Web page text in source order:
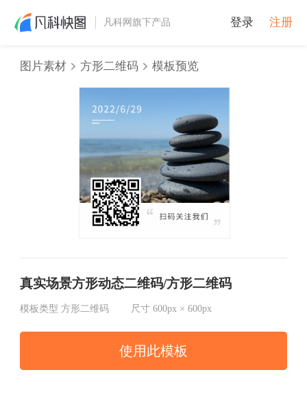
凡科网旗下产品 登录 注册
图片素材 方形二维码 模板预览
真实场景方形动态二维码/方形二维码
模板类型 方形二维码 尺寸 600px × 600px
使用此模板